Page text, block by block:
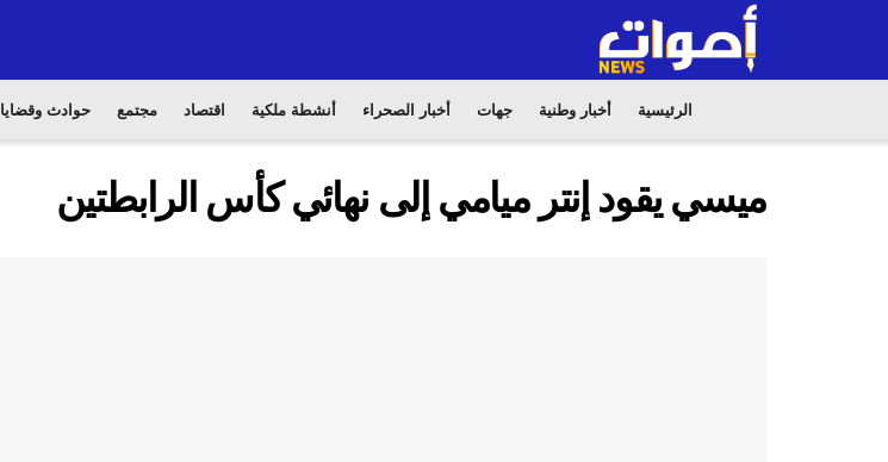
الرئيسية أخبار وطنية جهات أخبار الصحراء أنشطة ملكية اقتصاد مجتمع حوادث وقضايا
ميسي يقود إنتر ميامي إلى نهائي كأس الرابطتين